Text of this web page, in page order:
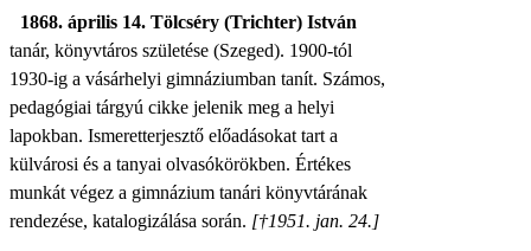
1868. április 14. Tölcséry (Trichter) István
tanár, könyvtáros születése (Szeged). 1900-tól
1930-ig a vásárhelyi gimnáziumban tanít. Számos,
pedagógiai tárgyú cikke jelenik meg a helyi
lapokban. Ismeretterjesztő előadásokat tart a
külvárosi és a tanyai olvasókörökben. Értékes
munkát végez a gimnázium tanári könyvtárának
rendezése, katalogizálása során. [†1951. jan. 24.]